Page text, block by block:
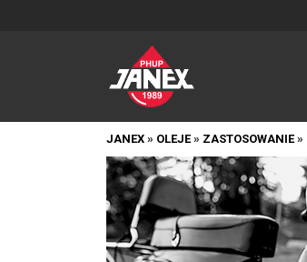
JANEX » OLEJE» ZASTOSOWANIE»